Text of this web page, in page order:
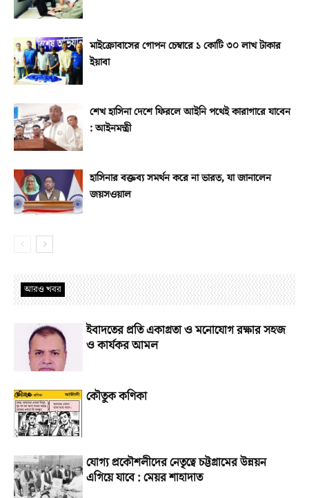
মাইক্রোবাসের গোপন চেম্বারে ১ কোটি ৩০ লাখ টাকার
ইয়াবা
শেখ হাসিনা দেশে ফিরলে আইনি পথেই কারাগারে যাবেন
: আইনমন্ত্রী
হাসিনার বক্তব্য সমর্থন করে না ভারত, যা জানালেন
জয়সওয়াল
আরও খবর
ইবাদতের প্রতি একাগ্রতা ও মনোযোগ রক্ষার সহজ
ও কার্যকর আমল
কৌতুক কণিকা
যোগ্য প্রকৌশলীদের নেতৃত্বে চট্টগ্রামের উন্নয়ন
এগিয়ে যাবে : মেয়র শাহাদাত